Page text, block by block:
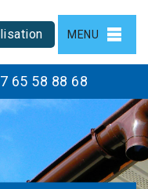
MENU
65 58 88 68